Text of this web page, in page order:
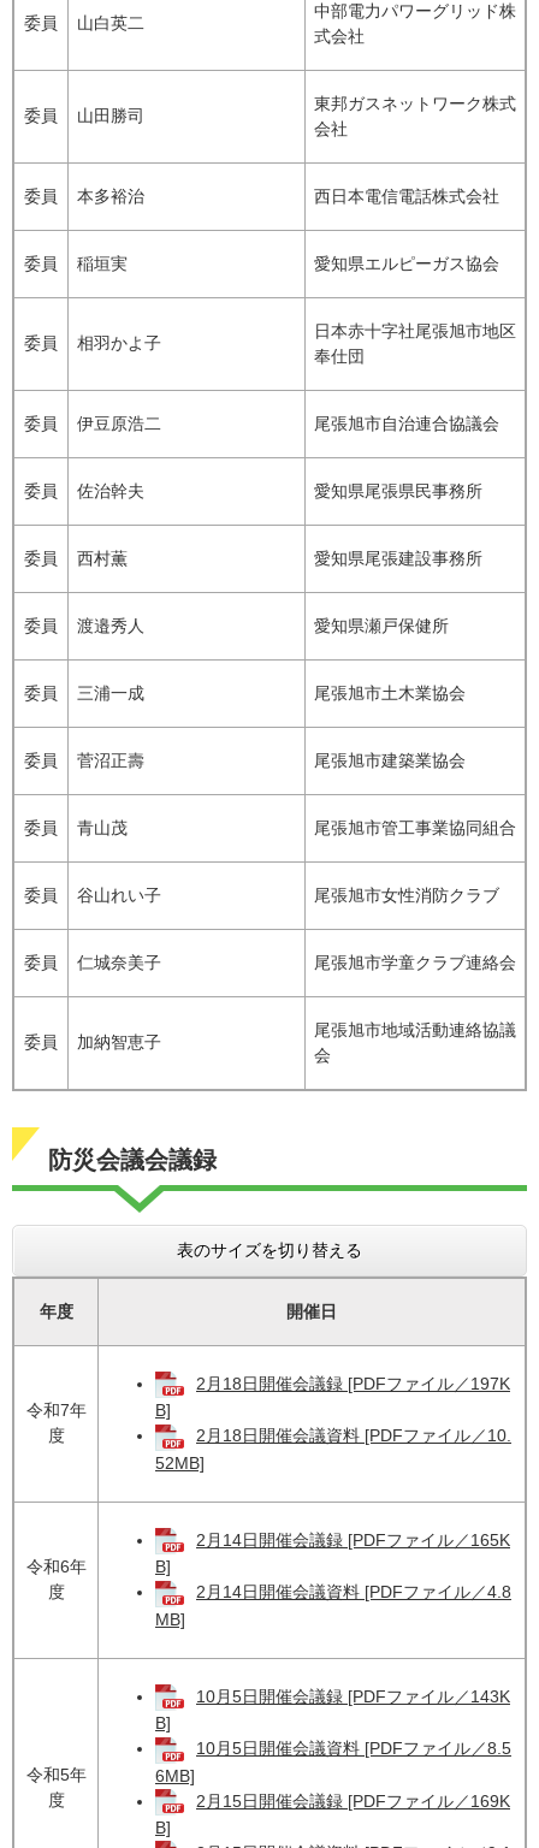
委員 山白英二
中部電力パワーグリッド株
式会社
委員 山田勝司
東邦ガスネットワーク株式
会社
委員 本多裕治 西日本電信電話株式会社
委員 稲垣実 愛知県エルピーガス協会
委員 相羽かよ子
日本赤十字社尾張旭市地区
奉仕団
委員 伊豆原浩二 尾張旭市自治連合協議会
委員 佐治幹夫 愛知県尾張県民事務所
委員 西村薫 愛知県尾張建設事務所
委員 渡邉秀人 愛知県瀬戸保健所
委員 三浦一成 尾張旭市土木業協会
委員 菅沼正壽 尾張旭市建築業協会
委員 青山茂 尾張旭市管工事業協同組合
委員 谷山れい子 尾張旭市女性消防クラブ
委員 仁城奈美子 尾張旭市学童クラブ連絡会
委員 加納智恵子
尾張旭市地域活動連絡協議
会
防災会議会議録
表のサイズを切り替える
年度 開催日
令和7年
度
2月18日開催会議録 [PDFファイル／197K
B]
2月18日開催会議資料 [PDFファイル／10.
52MB]
令和6年
度
2月14日開催会議録 [PDFファイル／165K
B]
2月14日開催会議資料 [PDFファイル／4.8
MB]
令和5年
度
10月5日開催会議録 [PDFファイル／143K
B]
10月5日開催会議資料 [PDFファイル／8.5
6MB]
2月15日開催会議録 [PDFファイル／169K
B]